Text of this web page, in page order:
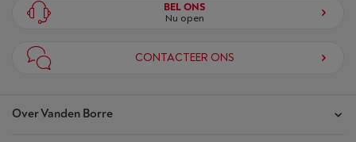
Over Vanden Borre
BEL ONS
Nu open
CONTACTEER ONS